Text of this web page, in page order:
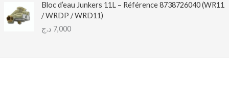
Bloc d’eau Junkers 11L – Référence 8738726040 (WR11
/ WRDP / WRD11)
7,000 د.ج